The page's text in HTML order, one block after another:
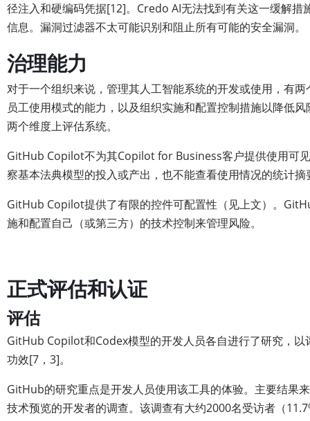
径注入和硬编码凭据[12]。Credo AI无法找到有关这一缓解措
信息。漏洞过滤器不太可能识别和阻止所有可能的安全漏洞。
治理能力
对于一个组织来说，管理其人工智能系统的开发或使用，有
员工使用模式的能力，以及组织实施和配置控制措施以降低
两个维度上评估系统。
GitHub Copilot不为其Copilot for Business客户提供使用可
察基本法典模型的投入或产出，也不能查看使用情况的统计摘
GitHub Copilot提供了有限的控件可配置性（见上文）。
施和配置自己（或第三方）的技术控制来管理风险。
正式评估和认证
评估
GitHub Copilot和Codex模型的开发人员各自进行了研究，以
功效[7，3]。
GitHub的研究重点是开发人员使用该工具的体验。主要结果
技术预览的开发者的调查。该调查有大约2000名受访者（